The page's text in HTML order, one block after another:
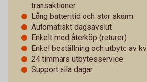
transaktioner
Lång batteritid och stor skärm
Automatiskt dagsavslut
Enkelt med återköp (returer)
Enkel beställning och utbyte av
24 timmars utbytesservice
Support alla dagar